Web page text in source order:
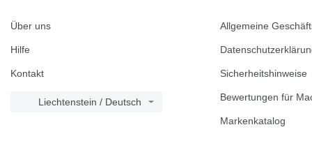
Über uns
Hilfe
Kontakt
Liechtenstein / Deutsch
Allgemeine
Sicherheitshinweise
Bewertungen für
Markenkatalog